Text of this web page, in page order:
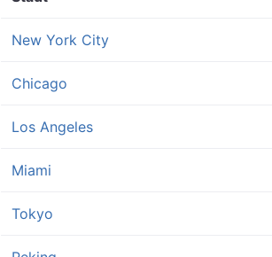
New York City
Chicago
Los Angeles
Miami
Tokyo